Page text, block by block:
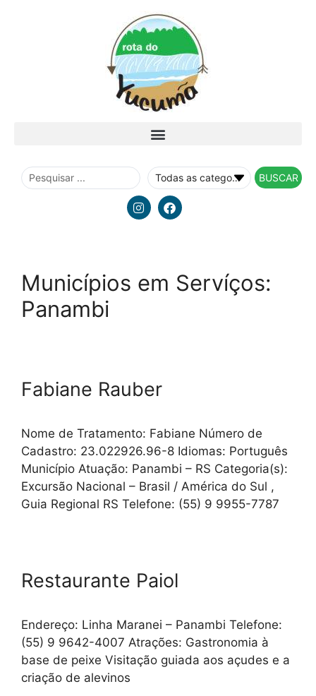
BUSCAR
Municípios em Servíços:
Panambi
Fabiane Rauber
Nome de Tratamento: Fabiane Número de
Cadastro: 23.022926.96-8 Idiomas: Português
Município Atuação: Panambi – RS Categoria(s):
Excursão Nacional – Brasil / América do Sul ,
Guia Regional RS Telefone: (55) 9 9955-7787
Restaurante Paiol
Endereço: Linha Maranei – Panambi Telefone:
(55) 9 9642-4007 Atrações: Gastronomia à
base de peixe Visitação guiada aos açudes e a
criação de alevinos